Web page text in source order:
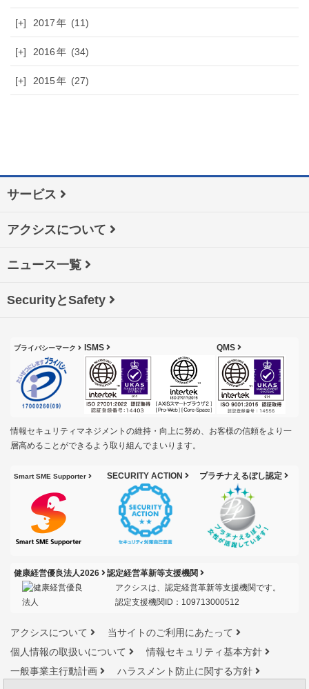
[+] 2017 (11)
[+] 2016 (34)
[+] 2015 (27)
サービス
アクシスについて
ニュース一覧
SecurityとSafety
プライバシーマーク ISMS QMS
情報セキュリティマネジメントの維持・向上に努め、お客様の信頼をより一
層高めることができるよう取り組んでまいります。
Smart SME Supporter SECURITY ACTION プラチナえるぼし認定
健康経営優良法人2026
認定経営革新等支援機関
アクシスは、認定経営革新等支援機関です。
認定支援機関ID：109713000512
アクシスについて
当サイトのご利用にあたって
個人情報の取扱いについて
情報セキュリティ基本方針
一般事業主行動計画
ハラスメント防止に関する方針